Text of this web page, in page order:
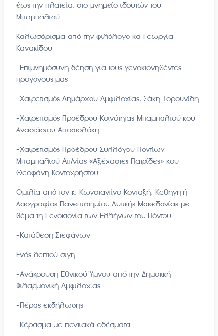
έως την πλατεία, στο μνημείο ιδρυτών του
Μπαμπαλιού
Καλωσόρισμα από την φιλόλογο κα Γεωργία
Κανακίδου
-Επιμνημόσυνη δέηση για τους γενοκτονηθέντες
προγόνους μας
-Χαιρετισμός Δημάρχου Αμφιλοχίας, Σάκη Τορουνίδη
-Χαιρετισμός Προέδρου Κοινότητας Μπαμπαλιού κου
Αναστάσιου Αποστολάκη
-Χαιρετισμός Προέδρου Συλλόγου Ποντίων
Μπαμπαλιού Αιτ/νίας «Αξέχαστες Πατρίδες» κου
Θεοφάνη Κοντοχρήστου
Ομιλία από τον κ. Κωνσταντίνο Κονταξή, Καθηγητή
Λαογραφίας Πανεπιστημίου Δυτικής Μακεδονίας με
θέμα τη Γενοκτονία των Ελλήνων του Πόντου.
-Κατάθεση Στεφάνων
Ενός λεπτού σιγή
-Ανάκρουση Εθνικού Ύμνου από την Δημοτική
Φιλαρμονική Αμφιλοχίας
-Πέρας εκδήλωσης
-Κέρασμα με ποντιακά εδέσματα